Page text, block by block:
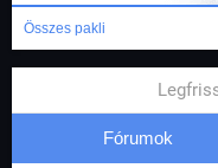
Összes pakli
Fórumok